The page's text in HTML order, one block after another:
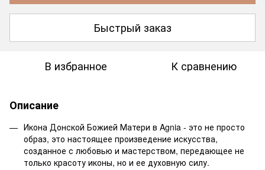
Быстрый заказ
В избранное К сравнению
Описание
Икона Донской Божией Матери в Agnia - это не просто
образ, это настоящее произведение искусства,
созданное с любовью и мастерством, передающее не
только красоту иконы, но и ее духовную силу.